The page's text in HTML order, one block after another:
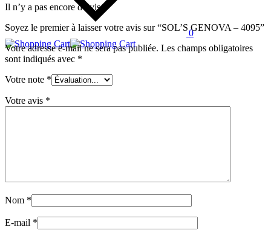
0
Il n’y a pas encore d’avis.
Soyez le premier à laisser votre avis sur “SOL’S GENOVA – 4095”
Votre adresse e-mail ne sera pas publiée. Les champs obligatoires
sont indiqués avec *
Votre note *
Votre avis *
Nom *
E-mail *